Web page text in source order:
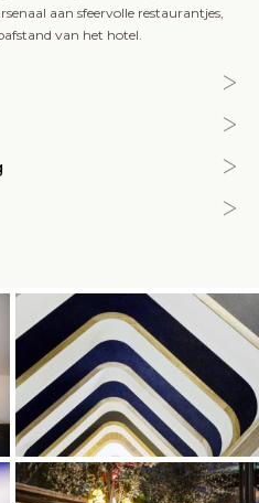
aan sfeervolle restaurantjes,
van het hotel.